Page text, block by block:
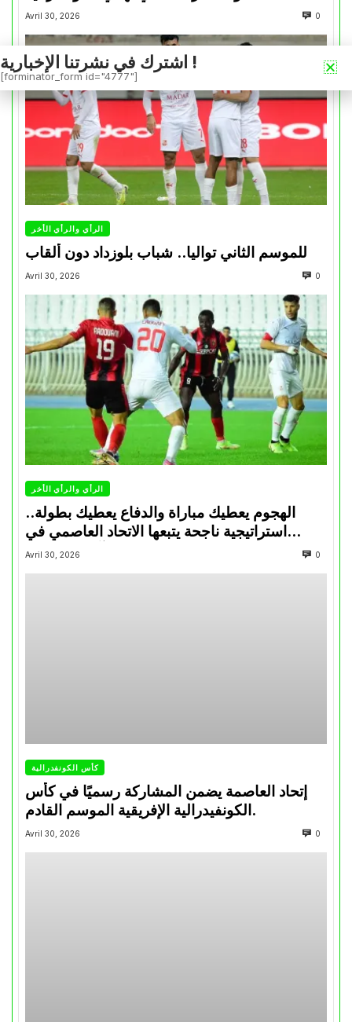
Avril 30, 2026 0
الرأي والرأي الأخر
للموسم الثاني تواليا.. شباب بلوزداد دون ألقاب
Avril 30, 2026 0
الرأي والرأي الأخر
الهجوم يعطيك مباراة والدفاع يعطيك بطولة..
استراتيجية ناجحة يتبعها الاتحاد العاصمي في
تتويجاته آخر السنوات
Avril 30, 2026 0
كأس الكونفدرالية
إتحاد العاصمة يضمن المشاركة رسميًا في كأس
الكونفيدرالية الإفريقية الموسم القادم.
Avril 30, 2026 0
اشترك في نشرتنا الإخبارية !
[forminator_form id="4777"]